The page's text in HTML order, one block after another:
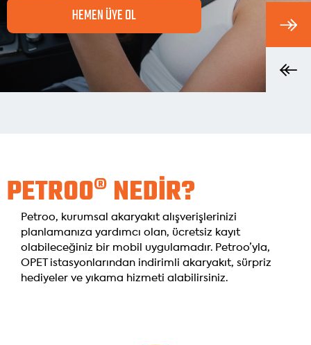
HEMEN ÜYE OL
PETROO® NEDİR?
Petroo, kurumsal akaryakıt alışverişlerinizi
planlamanıza yardımcı olan, ücretsiz kayıt
olabileceğiniz bir mobil uygulamadır. Petroo’yla,
OPET istasyonlarından indirimli akaryakıt, sürpriz
hediyeler ve yıkama hizmeti alabilirsiniz.